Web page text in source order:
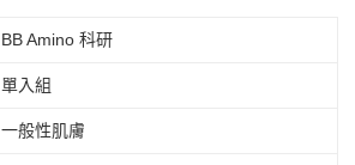
BB Amino 科研
單入組
一般性肌膚